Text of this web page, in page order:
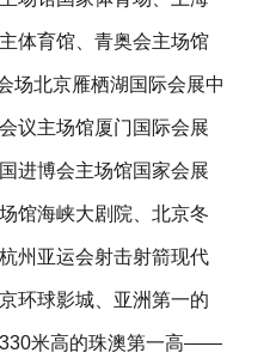
体育馆、青奥会主场馆
场北京雁栖湖国际会展中
议主场馆厦门国际会展
进博会主场馆国家会展
馆海峡大剧院、北京冬
州亚运会射击射箭现代
环球影城、亚洲第一的
330米高的珠澳第一高——